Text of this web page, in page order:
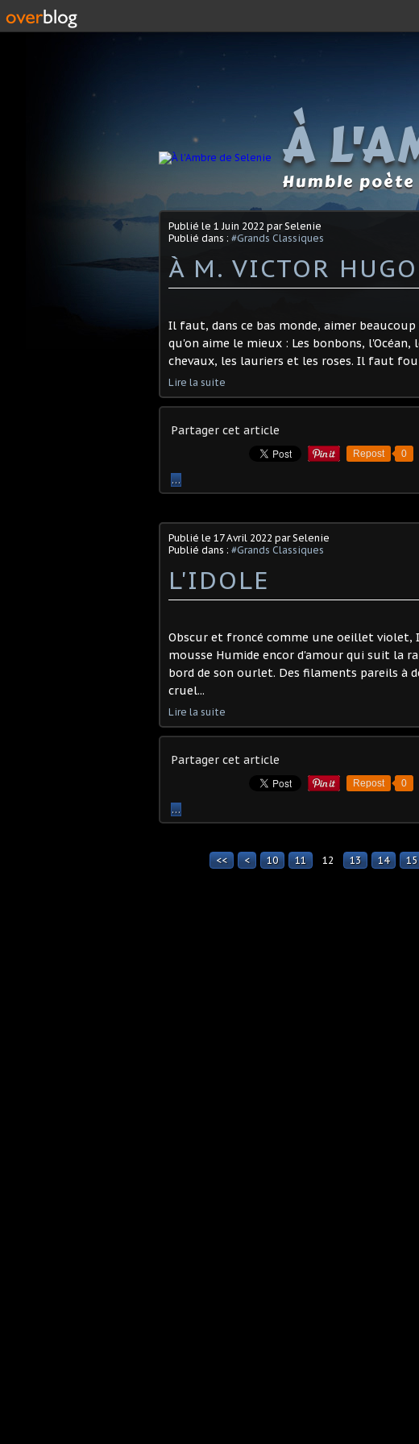
À
Humble
Publié le 1 Juin 2022 par Selenie
Publié dans : #Grands Classiques
À M. VICTOR HUGO
Il faut, dans ce bas monde, aimer
qu'on aime le mieux : Les bonbons,
chevaux, les lauriers et les roses. Il faut
Lire la suite
Partager cet article
Repost 0
…
Publié le 17 Avril 2022 par Selenie
Publié dans : #Grands Classiques
L'IDOLE
Obscur et froncé comme une oeillet
mousse Humide encor d'amour qui suit la
bord de son ourlet. Des filaments pareils à
cruel...
Lire la suite
Partager cet article
Repost 0
…
<< < 10 11 12 13 14 15